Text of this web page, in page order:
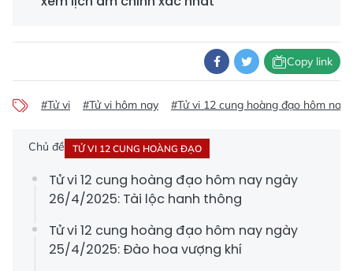
Copy link
#Tử vi #Tử vi hôm nay #Tử vi 12 cung hoàng đạo hôm nay
Chủ đề TỬ VI 12 CUNG HOÀNG ĐẠO
Tử vi 12 cung hoàng đạo hôm nay ngày
26/4/2025: Tài lộc hanh thông
Tử vi 12 cung hoàng đạo hôm nay ngày
25/4/2025: Đào hoa vượng khí